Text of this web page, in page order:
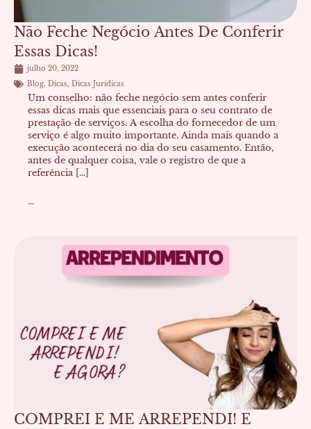
Não Feche Negócio Antes De Conferir
Essas Dicas!
julho 20, 2022
Blog, Dicas, Dicas Jurídicas
Um conselho: não feche negócio sem antes conferir
essas dicas mais que essenciais para o seu contrato de
prestação de serviços. A escolha do fornecedor de um
serviço é algo muito importante. Ainda mais quando a
execução acontecerá no dia do seu casamento. Então,
antes de qualquer coisa, vale o registro de que a
referência […]
...
COMPREI E ME ARREPENDI! E